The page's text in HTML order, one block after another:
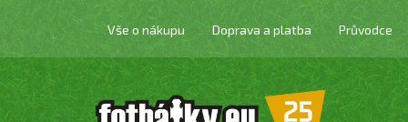
obsah
Vše o nákupu Doprava a platba Průvodce